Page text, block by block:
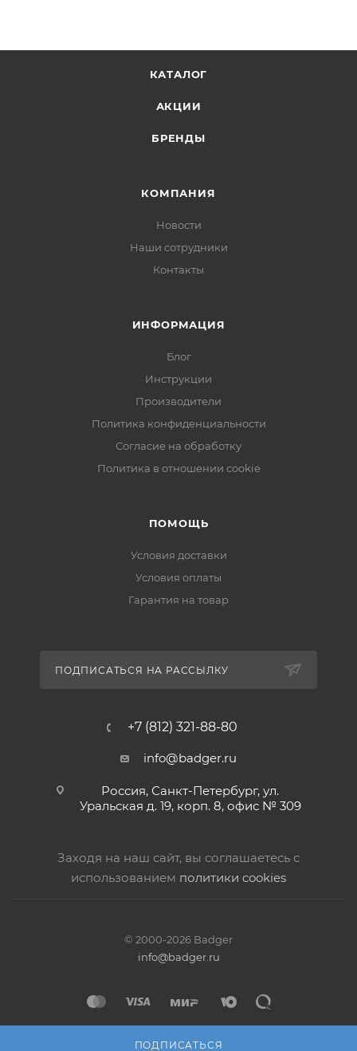
ПОДПИСАТЬСЯ
- флаг-стоп для плетеного шнура - 4 шт,
- монтажный болт для даунриггера Scotty (2") - 1 шт
КАТАЛОГ
АКЦИИ
БРЕНДЫ
КОМПАНИЯ
Новости
Наши сотрудники
Контакты
ИНФОРМАЦИЯ
Блог
Инструкции
Производители
Политика конфиденциальности
Согласие на обработку
Политика в отношении cookie
ПОМОЩЬ
Условия доставки
Условия оплаты
Гарантия на товар
ПОДПИСАТЬСЯ НА РАССЫЛКУ
+7 (812) 321-88-80
info@badger.ru
Россия, Санкт-Петербург, ул.
Уральская д. 19, корп. 8, офис № 309
Заходя на наш сайт, вы соглашаетесь с
использованием политики cookies
© 2000-2026 Badger
info@badger.ru